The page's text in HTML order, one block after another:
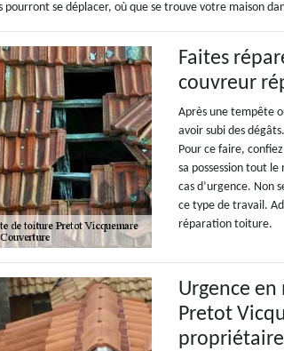
pourront se déplacer, où que se trouve votre maison
Faites
couvreur
Après une tempête
avoir subi des
Pour ce faire,
sa possession tout
cas d’urgence. Non
ce type de travail.
réparation toiture.
Urgence
Pretot